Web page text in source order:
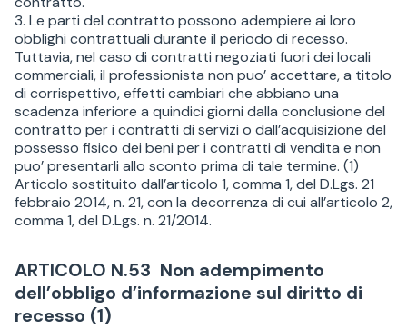
3. Le parti del contratto possono adempiere ai loro
obblighi contrattuali durante il periodo di recesso.
Tuttavia, nel caso di contratti negoziati fuori dei locali
commerciali, il professionista non puo’ accettare, a titolo
di corrispettivo, effetti cambiari che abbiano una
scadenza inferiore a quindici giorni dalla conclusione del
contratto per i contratti di servizi o dall’acquisizione del
possesso fisico dei beni per i contratti di vendita e non
puo’ presentarli allo sconto prima di tale termine. (1)
Articolo sostituito dall’articolo 1, comma 1, del D.Lgs. 21
febbraio 2014, n. 21, con la decorrenza di cui all’articolo 2,
comma 1, del D.Lgs. n. 21/2014.
ARTICOLO N.53 Non adempimento
dell’obbligo d’informazione sul diritto di
recesso (1)